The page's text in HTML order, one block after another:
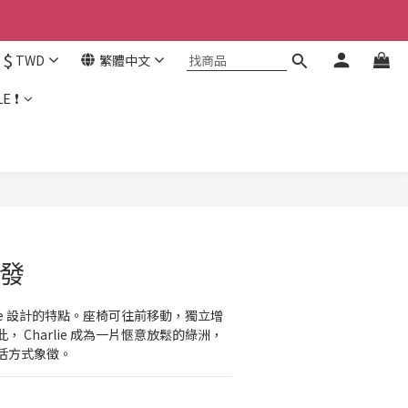
$ TWD 繁體中文
❗
計的特點。座椅可往前移動，獨立增
， Charlie 成為一片愜意放鬆的綠洲，
方式象徵。